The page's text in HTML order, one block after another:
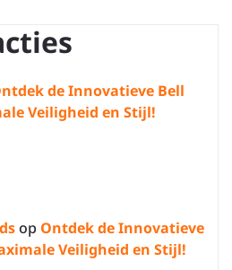
de Innovatieve Bell
Veiligheid en Stijl!
op Ontdek de Innovatieve
Veiligheid en Stijl!